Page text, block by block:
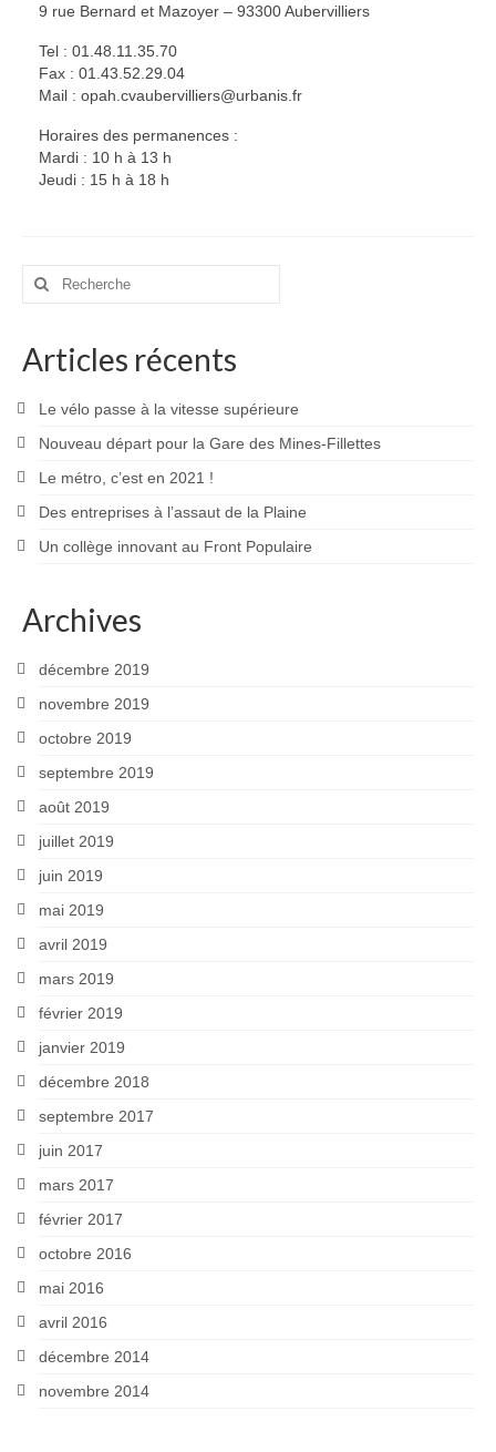
9 rue Bernard et Mazoyer – 93300 Aubervilliers
Tel : 01.48.11.35.70
Fax : 01.43.52.29.04
Mail : opah.cvaubervilliers@urbanis.fr
Horaires des permanences :
Mardi : 10 h à 13 h
Jeudi : 15 h à 18 h
Rechercher
Articles récents
Le vélo passe à la vitesse supérieure
Nouveau départ pour la Gare des Mines-Fillettes
Le métro, c’est en 2021 !
Des entreprises à l’assaut de la Plaine
Un collège innovant au Front Populaire
Archives
décembre 2019
novembre 2019
octobre 2019
septembre 2019
août 2019
juillet 2019
juin 2019
mai 2019
avril 2019
mars 2019
février 2019
janvier 2019
décembre 2018
septembre 2017
juin 2017
mars 2017
février 2017
octobre 2016
mai 2016
avril 2016
décembre 2014
novembre 2014